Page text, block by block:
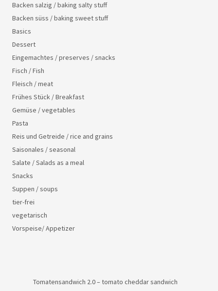
Backen salzig / baking salty stuff
Backen süss / baking sweet stuff
Basics
Dessert
Eingemachtes / preserves / snacks
Fisch / Fish
Fleisch / meat
Frühes Stück / Breakfast
Gemüse / vegetables
Pasta
Reis und Getreide / rice and grains
Saisonales / seasonal
Salate / Salads as a meal
Snacks
Suppen / soups
tier-frei
vegetarisch
Vorspeise/ Appetizer
Tomatensandwich 2.0 – tomato cheddar sandwich